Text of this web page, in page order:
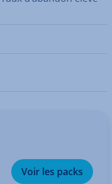
Voir les packs